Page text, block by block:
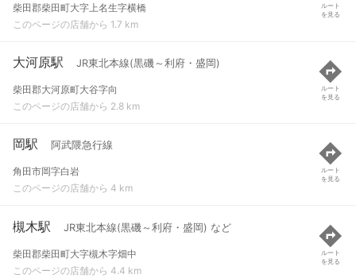
柴田郡柴田町大字上名生字横橋
このページの店舗から 1.7 km
ルート
を見る
大河原駅 JR東北本線(黒磯～利府・盛岡)
柴田郡大河原町大谷字向
このページの店舗から 2.8 km
ルート
を見る
岡駅 阿武隈急行線
角田市岡字白岩
このページの店舗から 4 km
ルート
を見る
槻木駅 JR東北本線(黒磯～利府・盛岡) など
柴田郡柴田町大字槻木字畑中
このページの店舗から 4.4 km
ルート
を見る